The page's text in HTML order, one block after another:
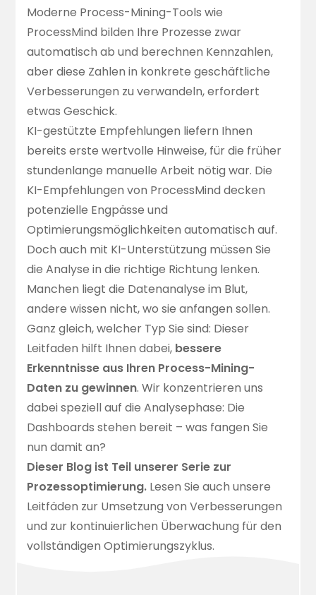
Moderne Process-Mining-Tools wie
ProcessMind bilden Ihre Prozesse zwar
automatisch ab und berechnen Kennzahlen,
aber diese Zahlen in konkrete geschäftliche
Verbesserungen zu verwandeln, erfordert
etwas Geschick.
KI-gestützte Empfehlungen liefern Ihnen
bereits erste wertvolle Hinweise, für die früher
stundenlange manuelle Arbeit nötig war. Die
KI-Empfehlungen von ProcessMind decken
potenzielle Engpässe und
Optimierungsmöglichkeiten automatisch auf.
Doch auch mit KI-Unterstützung müssen Sie
die Analyse in die richtige Richtung lenken.
Manchen liegt die Datenanalyse im Blut,
andere wissen nicht, wo sie anfangen sollen.
Ganz gleich, welcher Typ Sie sind: Dieser
Leitfaden hilft Ihnen dabei, bessere
Erkenntnisse aus Ihren Process-Mining-
Daten zu gewinnen. Wir konzentrieren uns
dabei speziell auf die Analysephase: Die
Dashboards stehen bereit – was fangen Sie
nun damit an?
Dieser Blog ist Teil unserer Serie zur
Prozessoptimierung. Lesen Sie auch unsere
Leitfäden zur Umsetzung von Verbesserungen
und zur kontinuierlichen Überwachung für den
vollständigen Optimierungszyklus.